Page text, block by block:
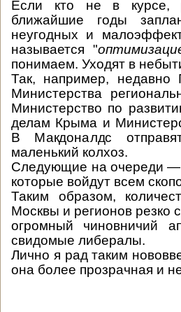
Если кто не в курсе,
ближайшие годы
неугодных и
называется "
понимаем. Уходят в
Так, например, недавно
Министерства
Министерство по
делам Крыма и
В Макдоналдс
маленький колхоз.
Следующие на очереди —
которые войдут всем
Таким образом,
Москвы и регионов резко
огромный чиновничий
свидомые либералы.
Лично я рад таким
она более прозрачная и